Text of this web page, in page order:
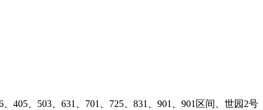
405、503、631、701、725、831、901、901区间、世园2号